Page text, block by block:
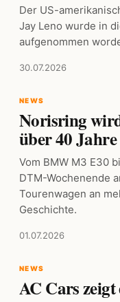
Der US-
Jay Leno wurde in
aufgenommen
30.07.2026
NEWS
Norisring
über 40
Vom BMW M3 E30
DTM-Wochenende
Tourenwagen an
Geschichte.
01.07.2026
NEWS
AC Cars